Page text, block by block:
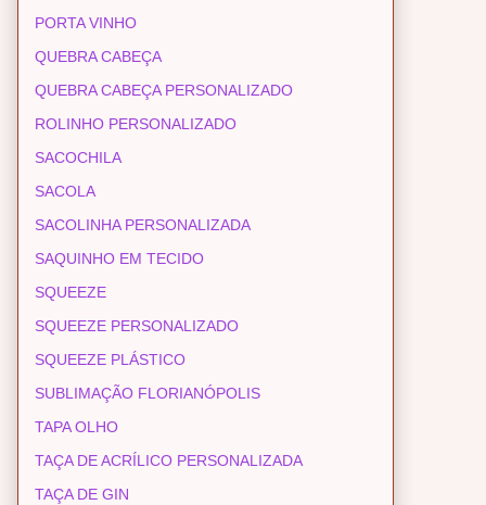
PORTA VINHO
QUEBRA CABEÇA
QUEBRA CABEÇA PERSONALIZADO
ROLINHO PERSONALIZADO
SACOCHILA
SACOLA
SACOLINHA PERSONALIZADA
SAQUINHO EM TECIDO
SQUEEZE
SQUEEZE PERSONALIZADO
SQUEEZE PLÁSTICO
SUBLIMAÇÃO FLORIANÓPOLIS
TAPA OLHO
TAÇA DE ACRÍLICO PERSONALIZADA
TAÇA DE GIN